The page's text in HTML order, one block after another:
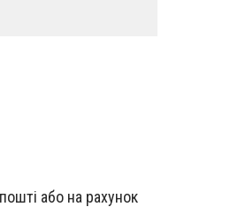
або на рахунок